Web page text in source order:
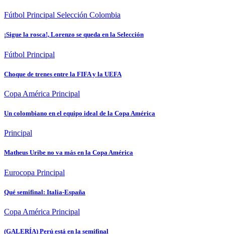
Fútbol Principal Selección Colombia
¡Sigue la rosca!, Lorenzo se queda en la Selección
Fútbol Principal
Choque de trenes entre la FIFA y la UEFA
Copa América Principal
Un colombiano en el equipo ideal de la Copa América
Principal
Matheus Uribe no va más en la Copa América
Eurocopa Principal
Qué semifinal: Italia-España
Copa América Principal
(GALERÍA) Perú está en la semifinal